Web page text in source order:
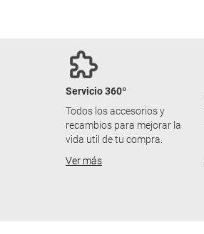
Servicio 360º
Todos los accesorios y
recambios para mejorar la
vida util de tu compra.
Ver más